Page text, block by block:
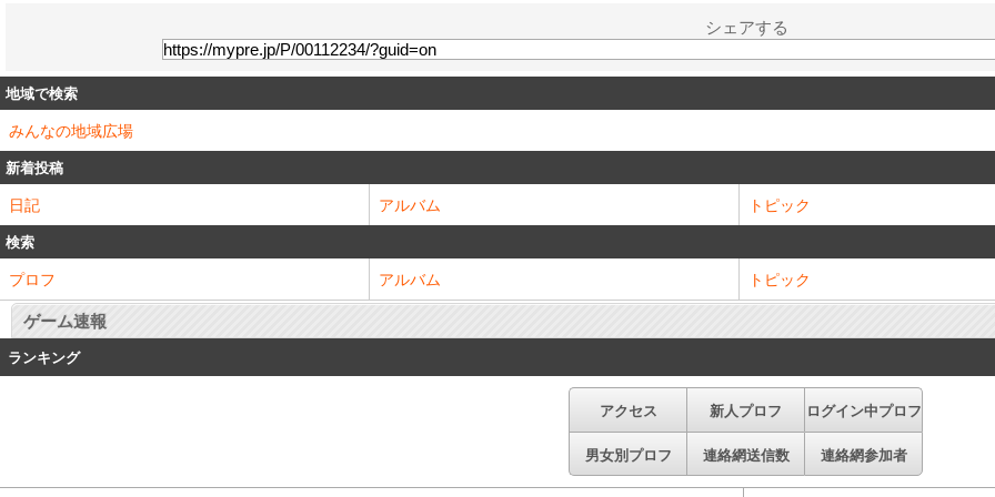
シェアする
地域で検索
みんなの地域広場
新着投稿
日記 アルバム トピック
検索
プロフ アルバム トピック
ゲーム速報
ランキング
アクセス 新人プロフ ログイン中プロフ
男女別プロフ 連絡網送信数 連絡網参加者